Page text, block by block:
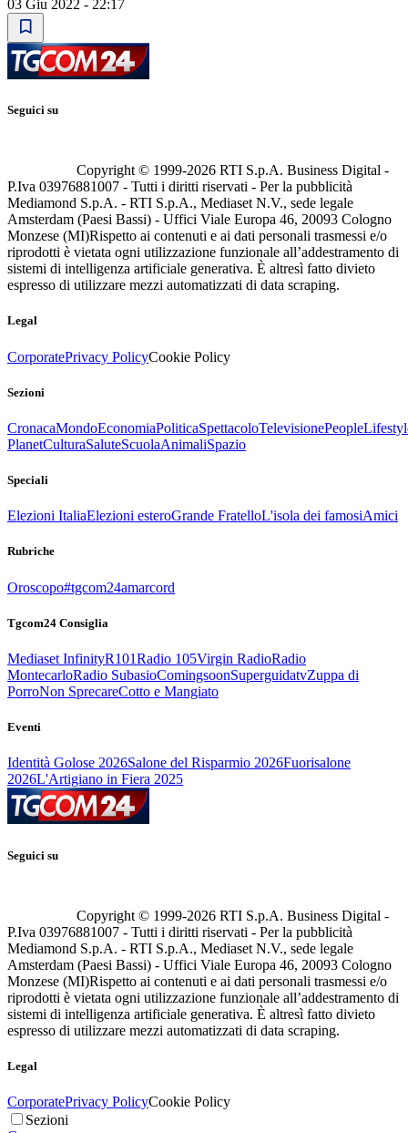
03 Giu 2022 - 22:17
Seguici su
Copyright © 1999-2026 RTI S.p.A. Business Digital -
P.Iva 03976881007 - Tutti i diritti riservati - Per la pubblicità
Mediamond S.p.A. - RTI S.p.A., Mediaset N.V., sede legale
Amsterdam (Paesi Bassi) - Uffici Viale Europa 46, 20093 Cologno
Monzese (MI)Rispetto ai contenuti e ai dati personali trasmessi e/o
riprodotti è vietata ogni utilizzazione funzionale all’addestramento di
sistemi di intelligenza artificiale generativa. È altresì fatto divieto
espresso di utilizzare mezzi automatizzati di data scraping.
Legal
CorporatePrivacy PolicyCookie Policy
Sezioni
CronacaMondoEconomiaPoliticaSpettacoloTelevisionePeople
PlanetCulturaSaluteScuolaAnimaliSpazio
Speciali
Elezioni ItaliaElezioni esteroGrande FratelloL'isola dei famosiAmici
Rubriche
Oroscopo#tgcom24amarcord
Tgcom24 Consiglia
Mediaset InfinityR101Radio 105Virgin RadioRadio
MontecarloRadio SubasioComingsoonSuperguidatvZuppa di
PorroNon SprecareCotto e Mangiato
Eventi
Identità Golose 2026Salone del Risparmio 2026Fuorisalone
2026L'Artigiano in Fiera 2025
Seguici su
Copyright © 1999-2026 RTI S.p.A. Business Digital -
P.Iva 03976881007 - Tutti i diritti riservati - Per la pubblicità
Mediamond S.p.A. - RTI S.p.A., Mediaset N.V., sede legale
Amsterdam (Paesi Bassi) - Uffici Viale Europa 46, 20093 Cologno
Monzese (MI)Rispetto ai contenuti e ai dati personali trasmessi e/o
riprodotti è vietata ogni utilizzazione funzionale all’addestramento di
sistemi di intelligenza artificiale generativa. È altresì fatto divieto
espresso di utilizzare mezzi automatizzati di data scraping.
Legal
CorporatePrivacy PolicyCookie Policy
Sezioni